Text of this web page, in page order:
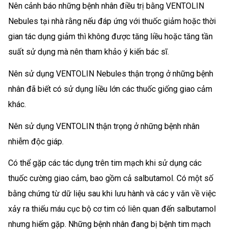
Nên cảnh báo những bệnh nhân điều trị bằng VENTOLIN
Nebules tại nhà rằng nếu đáp ứng với thuốc giảm hoặc thời
gian tác dụng giảm thì không được tăng liều hoặc tăng tần
suất sử dụng mà nên tham khảo ý kiến bác sĩ.
Nên sử dụng VENTOLIN Nebules thận trọng ở những bệnh
nhân đã biết có sử dụng liều lớn các thuốc giống giao cảm
khác.
Nên sử dụng VENTOLIN thận trọng ở những bệnh nhân
nhiễm độc giáp.
Có thể gặp các tác dụng trên tim mạch khi sử dụng các
thuốc cường giao cảm, bao gồm cả salbutamol. Có một số
bằng chứng từ dữ liệu sau khi lưu hành và các y văn về việc
xảy ra thiếu máu cục bộ cơ tim có liên quan đến salbutamol
nhưng hiếm gặp. Những bệnh nhân đang bị bệnh tim mạch